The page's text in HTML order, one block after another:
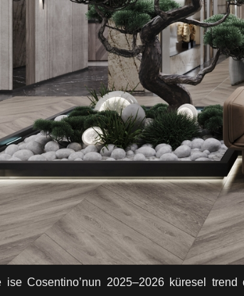
ise Cosentino’nun 2025–2026 küresel